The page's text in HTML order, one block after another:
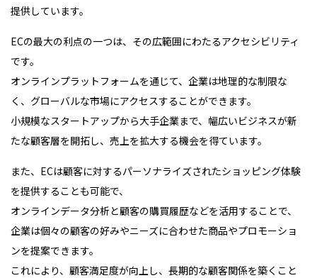
提供しています。
ECの最大の利点の一つは、その広範囲にわたるアクセシビリティ
です。
オンラインプラットフォームを通じて、企業は地理的な制限な
く、グローバルな市場にアクセスすることができます。
小規模なスタートアップから大手企業まで、幅広いビジネスが新
たな顧客層を開拓し、売上を拡大する機会を得ています。
また、ECは顧客に対するパーソナライズされたショッピング体験
を提供することも可能で、
オンラインデータ分析と顧客の購買履歴などを活用することで、
企業は個々の顧客の好みやニーズに合わせた商品やプロモーショ
ンを提案できます。
これにより、顧客満足度が向上し、長期的な顧客関係を築くこと